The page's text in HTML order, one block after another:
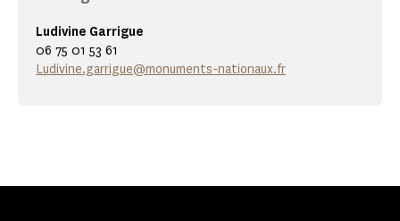
Ludivine Garrigue
06 75 01 53 61
Ludivine.garrigue@monuments-nationaux.fr